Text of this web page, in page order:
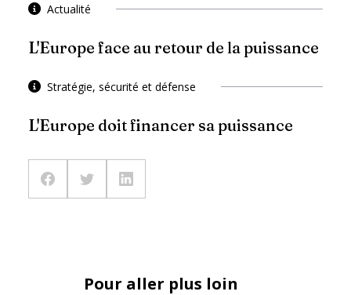
Actualité
L'Europe face au retour de la puissance
Stratégie, sécurité et défense
L'Europe doit financer sa puissance
Pour aller plus loin